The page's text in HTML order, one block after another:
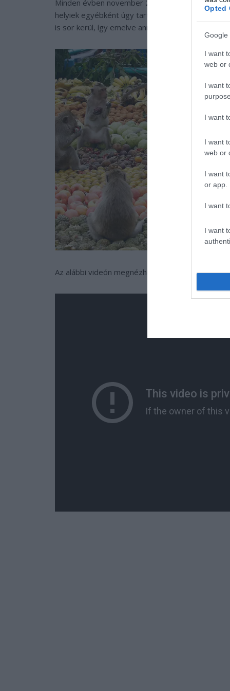
Opted
Google
I want
web or
I want
I want
I want
web or
I want
or app.
I want
I want
Minden évben november 25-én kerül sor a
helyiek egyébként úgy tartják, hogy a majmok
is sor kerül, így emelve annak fényét.
Az alábbi videón megnézheted, hogy miként